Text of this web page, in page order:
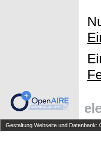
Gestaltung Webseite und